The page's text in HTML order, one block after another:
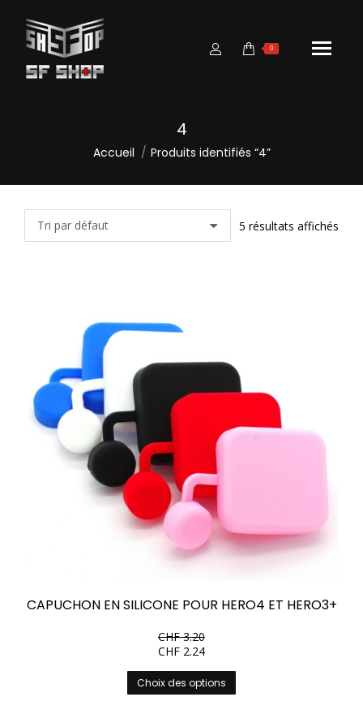
0
4
Vous êtes ici :
Accueil Produits identifiés “4”
5 résultats affichés
CAPUCHON EN SILICONE POUR HERO4 ET HERO3+
CHF3.20
CHF 2.24
Choix des options
Ce
produit